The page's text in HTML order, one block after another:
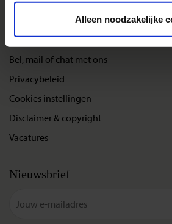
Alleen noodzakelijke
Over Shoestring
Bel, mail of chat met ons
Privacybeleid
Cookies instellingen
Disclaimer & copyright
Vacatures
Nieuwsbrief